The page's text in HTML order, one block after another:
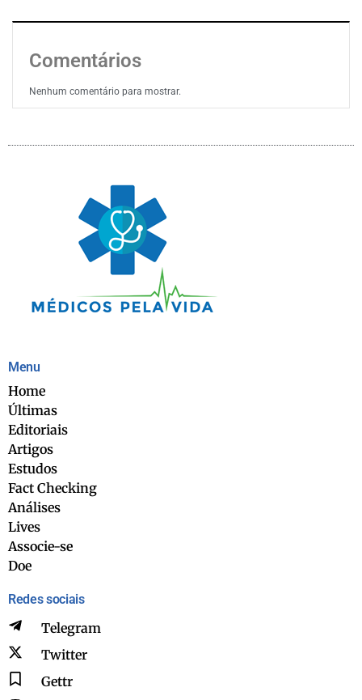
Comentários
Nenhum comentário para mostrar.
Menu
Home
Últimas
Editoriais
Artigos
Estudos
Fact Checking
Análises
Lives
Associe-se
Doe
Redes sociais
Telegram
Twitter
Gettr